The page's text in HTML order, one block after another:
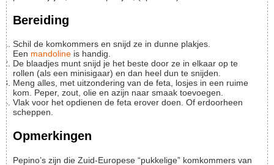
Bereiding
Schil de komkommers en snijd ze in dunne plakjes.
Een mandoline is handig.
De blaadjes munt snijd je het beste door ze in elkaar op te
rollen (als een minisigaar) en dan heel dun te snijden.
Meng alles, met uitzondering van de feta, losjes in een ruime
kom. Peper, zout, olie en azijn naar smaak toevoegen.
Vlak voor het opdienen de feta erover doen. Of erdoorheen
scheppen.
Opmerkingen
Pepino’s zijn die Zuid-Europese “pukkelige” komkommers van